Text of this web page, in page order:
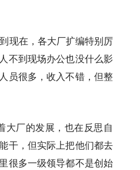
现在，各大厂扩编特别厉
不到现场办公也没什么影
员很多，收入不错，但整
大厂的发展，也在反思自
干，但实际上把他们都去
很多一级领导都不是创始